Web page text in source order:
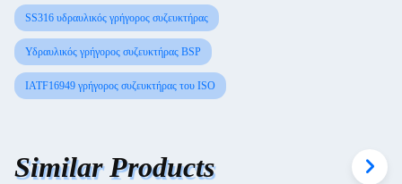
SS316 υδραυλικός γρήγορος συζευκτήρας
Υδραυλικός γρήγορος συζευκτήρας BSP
IATF16949 γρήγορος συζευκτήρας του ISO
Similar Products